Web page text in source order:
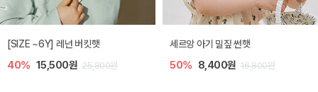
[SIZE ~6Y] 레넌 버킷햇
40% 15,500원 25,800원
세르앙 아기 밀짚 썬햇
50% 8,400원 16,800원